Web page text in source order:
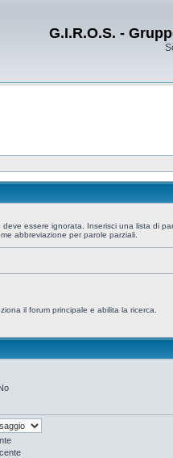
G.I.R.O.S. -
essere ignorata. Inserisci una lista di
abbreviazione per parole parziali.
il forum principale e abilita la ricerca.